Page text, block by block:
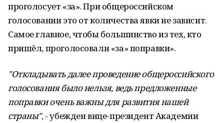
проголосует «за». При общероссийском
голосовании это от количества явки не зависит.
Самое главное, чтобы большинство из тех, кто
пришёл, проголосовали «за» поправки».
"Откладывать далее проведение общероссийского
голосования было нельзя, ведь предложенные
поправки очень важны для развития нашей
страны", - убежден вице-президент Академии